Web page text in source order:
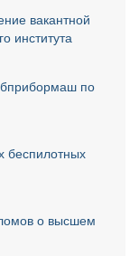
вакантной
института
по
беспилотных
о высшем